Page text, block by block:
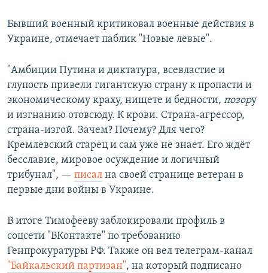
Бывший военный критиковал военные действия в
Украине, отмечает паблик "Новые левые".
"Амбиции Путина и диктатура, всевластие и
глупость привели гигантскую страну к пропасти и
экономическому краху, нищете и бедности, позору
и изгнанию отовсюду. К крови. Страна-агрессор,
страна-изгой. Зачем? Почему? Для чего?
Кремлевский старец и сам уже не знает. Его ждёт
бесславие, мировое осуждение и логичный
трибунал", — писал на своей странице ветеран в
первые дни войны в Украине.
В итоге Тимофееву заблокировали профиль в
соцсети "ВКонтакте" по требованию
Генпрокуратуры РФ. Также он вел телеграм-канал
"Байкальский партизан", на который подписано